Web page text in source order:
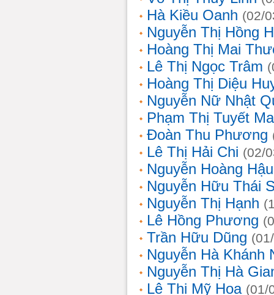
Hà Kiều Oanh (02/
Nguyễn Thị Hồng
Hoàng Thị Mai
Lê Thị Ngọc Trâm
Hoàng Thị Diệu
Nguyễn Nữ Nhật
Phạm Thị Tuyết
Đoàn Thu Phương
Lê Thị Hải Chi (02/
Nguyễn Hoàng Hậu
Nguyễn Hữu Thái
Nguyễn Thị Hạnh
Lê Hồng Phương
Trần Hữu Dũng
Nguyễn Hà Khánh
Nguyễn Thị Hà
Lê Thị Mỹ Hoa (01/